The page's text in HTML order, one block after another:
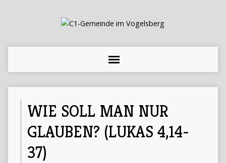
WIE SOLL MAN NUR
GLAUBEN? (LUKAS 4,14-
37)